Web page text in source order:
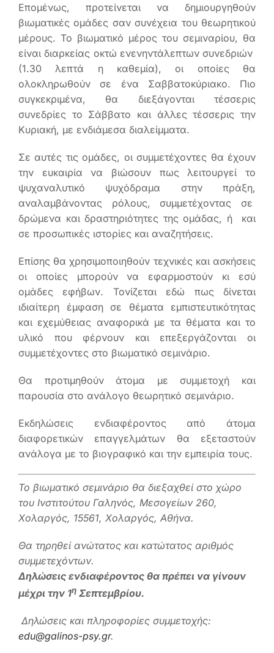
Επομένως, προτείνεται να δημιουργηθούν
βιωματικές ομάδες σαν συνέχεια του θεωρητικού
μέρους. Το βιωματικό μέρος του σεμιναρίου, θα
είναι διαρκείας οκτώ ενενηντάλεπτων συνεδριών
(1.30 λεπτά η καθεμία), οι οποίες θα
ολοκληρωθούν σε ένα Σαββατοκύριακο. Πιο
συγκεκριμένα, θα διεξάγονται τέσσερις
συνεδρίες το Σάββατο και άλλες τέσσερις την
Κυριακή, με ενδιάμεσα διαλείμματα.
Σε αυτές τις ομάδες, οι συμμετέχοντες θα έχουν
την ευκαιρία να βιώσουν πως λειτουργεί το
ψυχαναλυτικό ψυχόδραμα στην πράξη,
αναλαμβάνοντας ρόλους, συμμετέχοντας σε
δρώμενα και δραστηριότητες της ομάδας, ή και
σε προσωπικές ιστορίες και αναζητήσεις.
Επίσης θα χρησιμοποιηθούν τεχνικές και ασκήσεις
οι οποίες μπορούν να εφαρμοστούν κι εσύ
ομάδες εφήβων. Τονίζεται εδώ πως δίνεται
ιδιαίτερη έμφαση σε θέματα εμπιστευτικότητας
και εχεμύθειας αναφορικά με τα θέματα και το
υλικό που φέρνουν και επεξεργάζονται οι
συμμετέχοντες στο βιωματικό σεμινάριο.
Θα προτιμηθούν άτομα με συμμετοχή και
παρουσία στο ανάλογο θεωρητικό σεμινάριο.
Εκδηλώσεις ενδιαφέροντος από άτομα
διαφορετικών επαγγελμάτων θα εξεταστούν
ανάλογα με το βιογραφικό και την εμπειρία τους.
Το βιωματικό σεμινάριο θα διεξαχθεί στο χώρο
του Ινστιτούτου Γαληνός, Μεσογείων 260,
Χολαργός, 15561, Χολαργός, Αθήνα.
Θα τηρηθεί ανώτατος και κατώτατος αριθμός
συμμετεχόντων.
Δηλώσεις ενδιαφέροντος θα πρέπει να γίνουν
μέχρι την 1η Σεπτεμβρίου.
Δηλώσεις και πληροφορίες συμμετοχής:
edu@galinos-psy.gr.